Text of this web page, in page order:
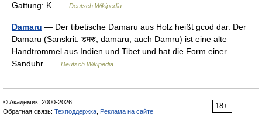
Gattung: K …
Deutsch Wikipedia
Damaru — Der tibetische Damaru aus Holz heißt gcod dar. Der
Damaru (Sanskrit: डमरु, ḍamaru; auch Damru) ist eine alte
Handtrommel aus Indien und Tibet und hat die Form einer
Sanduhr …
Deutsch Wikipedia
18+
© Академик, 2000-2026
Обратная связь: Техподдержка Реклама на сайте